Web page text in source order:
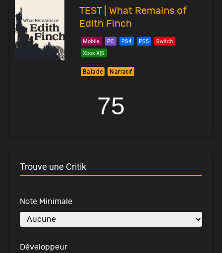
TEST | What Remains of
Edith Finch
Mobile PC PS4 PS5
Switch
Xbox X|S
Balade Narratif
75
Trouve une Critik
Note Minimale
Développeur